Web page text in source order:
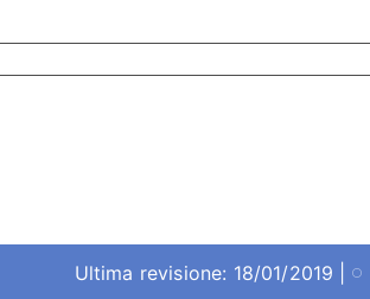
Ultima revisione: 18/01/2019 |